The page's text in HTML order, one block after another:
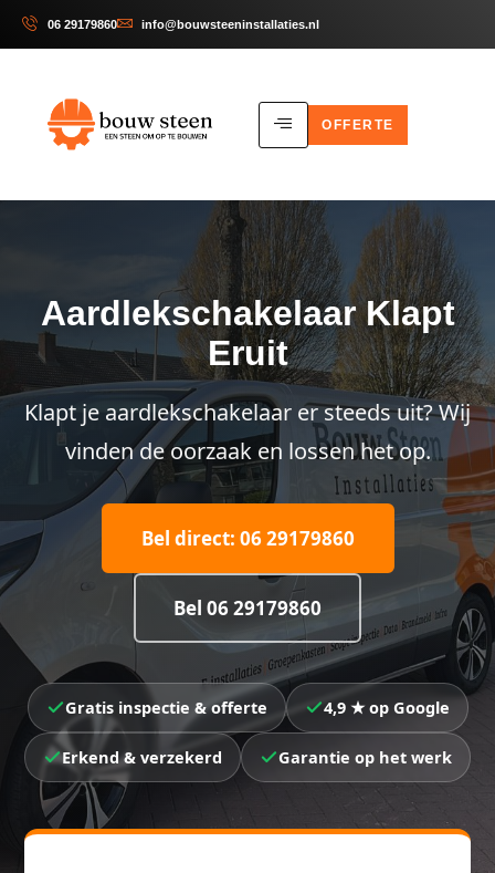
06 29179860 info@bouwsteeninstallaties.nl
OFFERTE
Aardlekschakelaar Klapt
Eruit
Klapt je aardlekschakelaar er steeds uit? Wij
vinden de oorzaak en lossen het op.
Bel direct: 06 29179860
Bel 06 29179860
Gratis inspectie & offerte 4,9 ★ op Google
Erkend & verzekerd Garantie op het werk